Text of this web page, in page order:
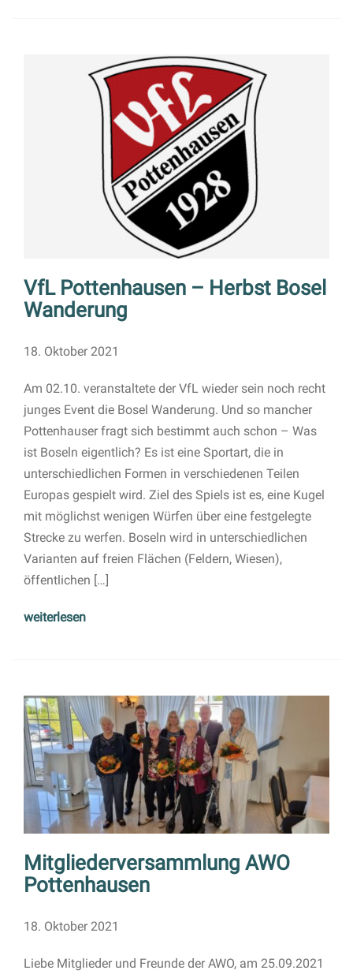
VfL Pottenhausen – Herbst Bosel
Wanderung
18. Oktober 2021
Am 02.10. veranstaltete der VfL wieder sein noch recht
junges Event die Bosel Wanderung. Und so mancher
Pottenhauser fragt sich bestimmt auch schon – Was
ist Boseln eigentlich? Es ist eine Sportart, die in
unterschiedlichen Formen in verschiedenen Teilen
Europas gespielt wird. Ziel des Spiels ist es, eine Kugel
mit möglichst wenigen Würfen über eine festgelegte
Strecke zu werfen. Boseln wird in unterschiedlichen
Varianten auf freien Flächen (Feldern, Wiesen),
öffentlichen […]
weiterlesen
Mitgliederversammlung AWO
Pottenhausen
18. Oktober 2021
Liebe Mitglieder und Freunde der AWO, am 25.09.2021